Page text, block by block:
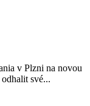
v Plzni na novou
své...